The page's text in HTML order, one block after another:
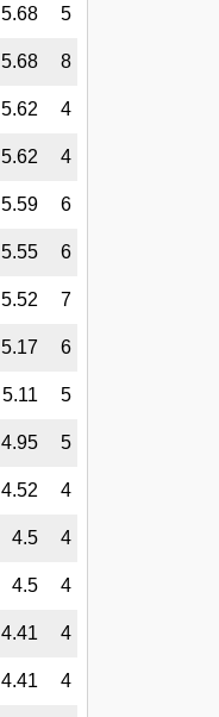
5.68 5
5.68 8
5.62 4
5.62 4
5.59 6
5.55 6
5.52 7
5.17 6
5.11 5
4.95 5
4.52 4
4.5 4
4.5 4
4.41 4
4.41 4